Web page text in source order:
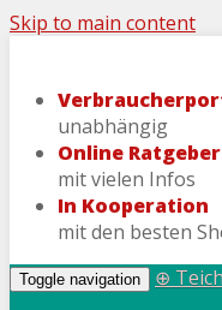
Skip to main content
unabhängig
Online Ratgeber
mit vielen Infos
In Kooperation
mit den besten
Toggle navigation
⊕